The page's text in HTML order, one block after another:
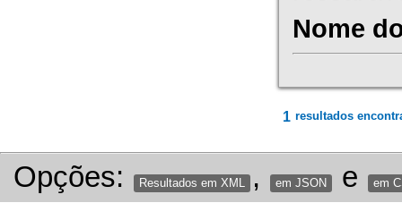
Nome
1 resultados
Opções: Resultados em XML , em JSON e em